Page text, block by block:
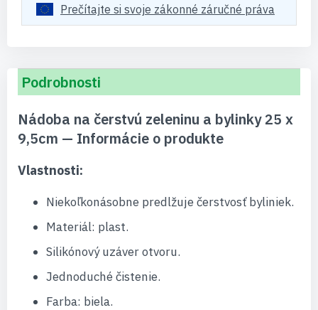
Prečítajte si svoje zákonné záručné práva
Podrobnosti
Nádoba na čerstvú zeleninu a bylinky 25 x
9,5cm — Informácie o produkte
Vlastnosti:
Niekoľkonásobne predlžuje čerstvosť byliniek.
Materiál: plast.
Silikónový uzáver otvoru.
Jednoduché čistenie.
Farba: biela.